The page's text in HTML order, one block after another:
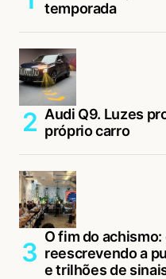
temporada
Audi Q9. Luzes
próprio carro
O fim do
reescrevendo a
e trilhões de